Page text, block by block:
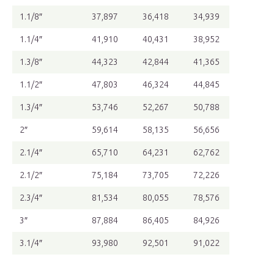
1.1/8″ 37,897 36,418 34,939
1.1/4″ 41,910 40,431 38,952
1.3/8″ 44,323 42,844 41,365
1.1/2″ 47,803 46,324 44,845
1.3/4″ 53,746 52,267 50,788
2″ 59,614 58,135 56,656
2.1/4″ 65,710 64,231 62,762
2.1/2″ 75,184 73,705 72,226
2.3/4″ 81,534 80,055 78,576
3″ 87,884 86,405 84,926
3.1/4″ 93,980 92,501 91,022